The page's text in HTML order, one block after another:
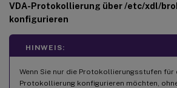
VDA-Protokollierung über /etc/xdl/
konfigurieren
HINWEIS:
Wenn Sie nur die Protokollierungsstufen für
Protokollierung konfigurieren möchten,